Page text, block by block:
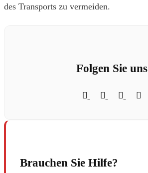
des Transports zu vermeiden.
Folgen Sie uns
Brauchen Sie Hilfe?